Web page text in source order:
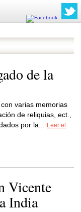
de la
varias memorias
de reliquias, ect.,
por la...
Leer el
Vicente
India